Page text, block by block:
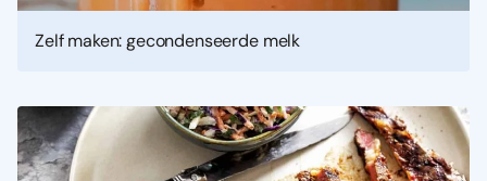
Zelf maken: gecondenseerde melk